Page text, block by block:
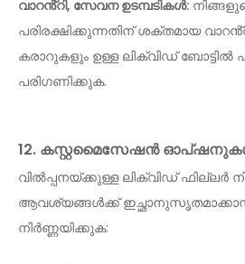
വാറൻ്റി, സേവന ഉടമ്പടികൾ:
പരിരക്ഷിക്കുന്നതിന് ശക്തമായ
കരാറുകളും ഉള്ള ലിക്വിഡ് ബോട്ടിൽ
പരിഗണിക്കുക.
12. കസ്റ്റമൈസേഷൻ
വിൽപ്പനയ്ക്കുള്ള ലിക്വിഡ് ഫില്ലർ
ആവശ്യങ്ങൾക്ക്
നിർണ്ണയിക്കുക: